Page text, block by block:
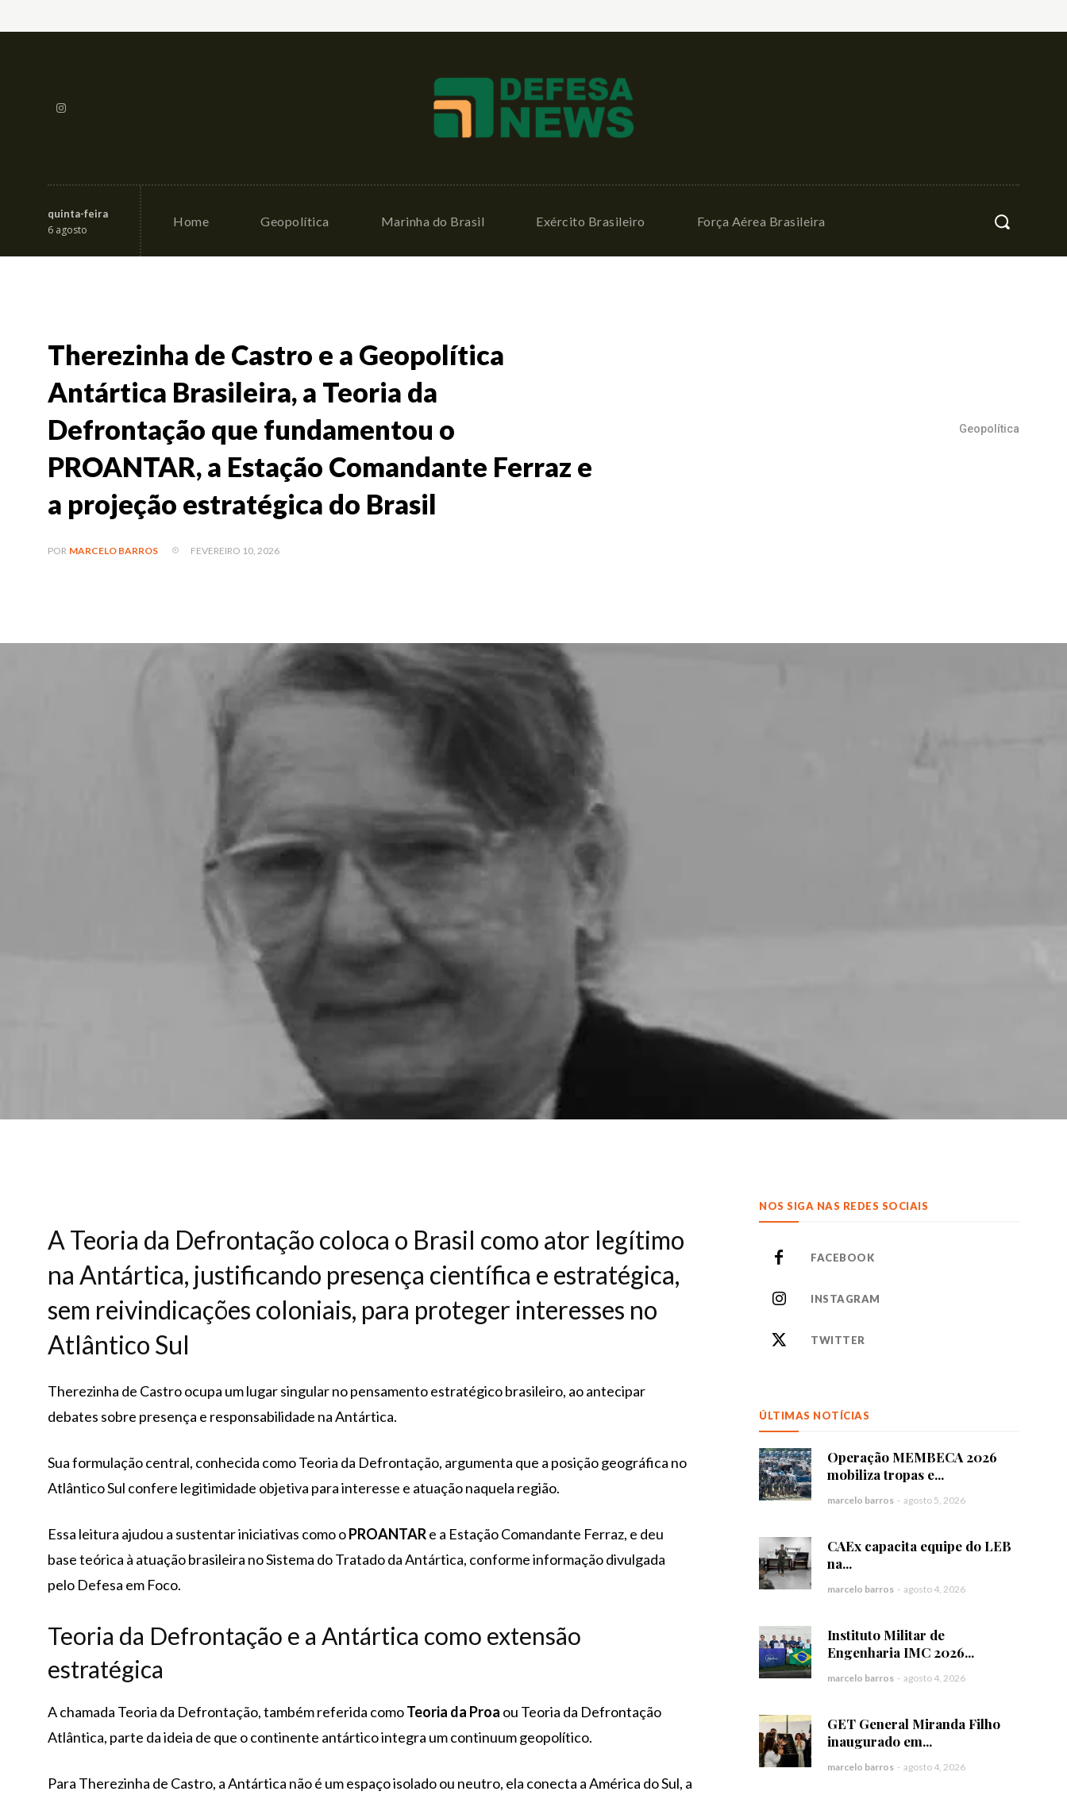
quinta-feira
6 agosto
Home Geopolítica Marinha do Brasil Exército Brasileiro Força Aérea Brasileira
Therezinha de Castro e a Geopolítica
Antártica Brasileira, a Teoria da
Defrontação que fundamentou o
PROANTAR, a Estação Comandante Ferraz e
a projeção estratégica do Brasil
Geopolítica
POR MARCELO BARROS FEVEREIRO 10, 2026
A Teoria da Defrontação coloca o Brasil como ator legítimo
na Antártica, justificando presença científica e estratégica,
sem reivindicações coloniais, para proteger interesses no
Atlântico Sul
Therezinha de Castro ocupa um lugar singular no pensamento estratégico brasileiro, ao antecipar
debates sobre presença e responsabilidade na Antártica.
Sua formulação central, conhecida como Teoria da Defrontação, argumenta que a posição geográfica no
Atlântico Sul confere legitimidade objetiva para interesse e atuação naquela região.
Essa leitura ajudou a sustentar iniciativas como oPROANTARe a Estação Comandante Ferraz, e deu
base teórica à atuação brasileira no Sistema do Tratado da Antártica, conforme informação divulgada
pelo Defesa em Foco.
Teoria da Defrontação e a Antártica como extensão
estratégica
A chamada Teoria da Defrontação, também referida comoTeoria da Proa ou Teoria da Defrontação
Atlântica, parte da ideia de que o continente antártico integra um continuum geopolítico.
Para Therezinha de Castro, a Antártica não é um espaço isolado ou neutro, ela conecta a América do Sul, a
NOS SIGA NAS REDES SOCIAIS
FACEBOOK
INSTAGRAM
TWITTER
ÚLTIMAS NOTÍCIAS
Operação MEMBECA 2026
mobiliza tropas e...
marcelo barros - agosto 5, 2026
CAEx capacita equipe do LEB
na...
marcelo barros - agosto 4, 2026
Instituto Militar de
Engenharia IMC 2026...
marcelo barros - agosto 4, 2026
GET General Miranda Filho
inaugurado em...
marcelo barros - agosto 4, 2026